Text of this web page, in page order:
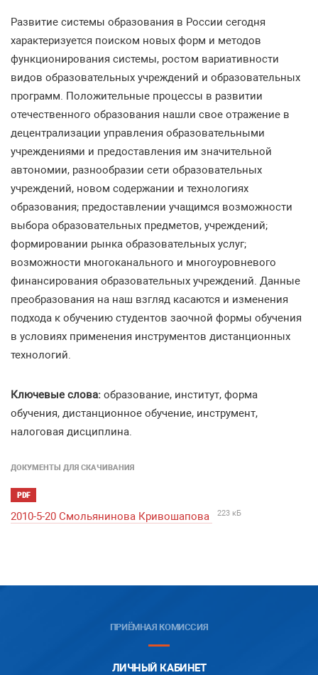
Развитие системы образования в России сегодня
характеризуется поиском новых форм и методов
функционирования системы, ростом вариативности
видов образовательных учреждений и образовательных
программ. Положительные процессы в развитии
отечественного образования нашли свое отражение в
децентрализации управления образовательными
учреждениями и предоставления им значительной
автономии, разнообразии сети образовательных
учреждений, новом содержании и технологиях
образования; предоставлении учащимся возможности
выбора образовательных предметов, учреждений;
формировании рынка образовательных услуг;
возможности многоканального и многоуровневого
финансирования образовательных учреждений. Данные
преобразования на наш взгляд касаются и изменения
подхода к обучению студентов заочной формы обучения
в условиях применения инструментов дистанционных
технологий.
Ключевые слова: образование, институт, форма
обучения, дистанционное обучение, инструмент,
налоговая дисциплина.
ДОКУМЕНТЫ ДЛЯ СКАЧИВАНИЯ
PDF
2010-5-20 Смольянинова Кривошапова 223 кБ
ПРИЁМНАЯ КОМИССИЯ
ЛИЧНЫЙ КАБИНЕТ